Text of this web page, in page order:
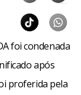
foi condenada
após
proferida pela